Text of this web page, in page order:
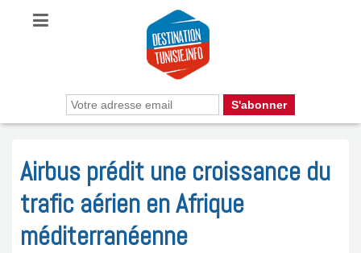
Airbus prédit une croissance du
trafic aérien en Afrique
méditerranéenne